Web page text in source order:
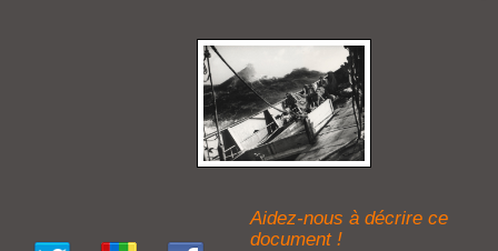
Aidez-nous à décrire ce
document !